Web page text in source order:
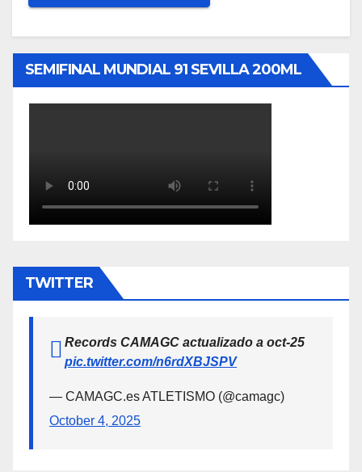
SEMIFINAL MUNDIAL 91 SEVILLA 200ML
TWITTER
Records CAMAGC actualizado a oct-25
pic.twitter.com/n6rdXBJSPV
— CAMAGC.es ATLETISMO (@camagc)
October 4, 2025